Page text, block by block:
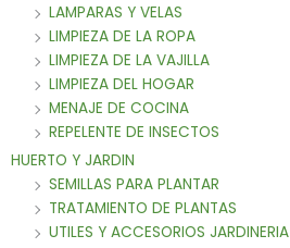
LAMPARAS Y VELAS
LIMPIEZA DE LA ROPA
LIMPIEZA DE LA VAJILLA
LIMPIEZA DEL HOGAR
MENAJE DE COCINA
REPELENTE DE INSECTOS
HUERTO Y JARDIN
SEMILLAS PARA PLANTAR
TRATAMIENTO DE PLANTAS
UTILES Y ACCESORIOS JARDINERIA